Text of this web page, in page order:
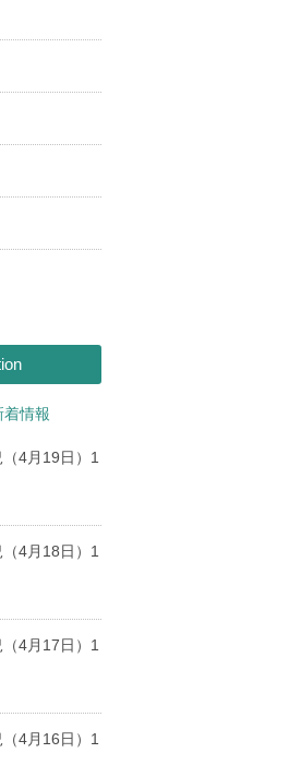
着情報
4月19日）1
4月18日）1
4月17日）1
4月16日）1